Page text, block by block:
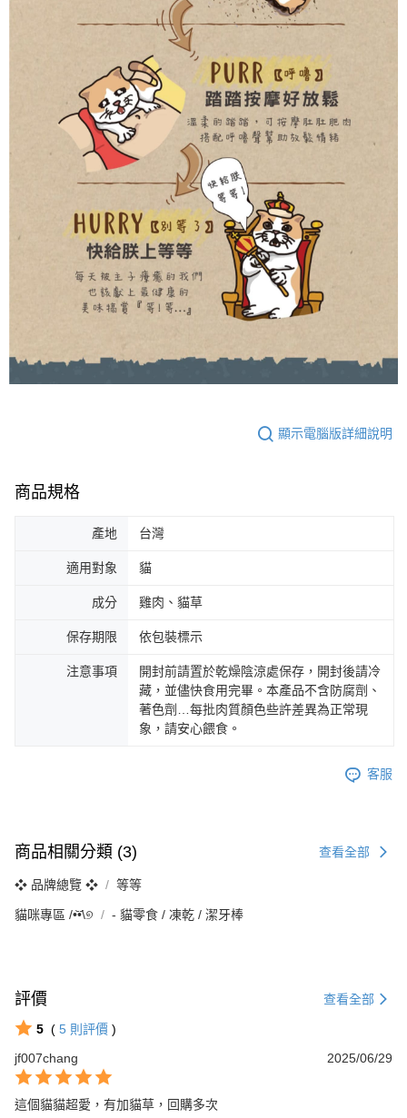
顯示電腦版詳細說明
商品規格
產地 台灣
適用對象 貓
成分 雞肉、貓草
保存期限 依包裝標示
注意事項
開封前請置於乾燥陰涼處保存，開封後請冷
藏，並儘快食用完畢。本產品不含防腐劑、
著色劑…每批肉質顏色些許差異為正常現
象，請安心餵食。
客服
商品相關分類 (3) 查看全部
❖ 品牌總覽 ❖ 等等
貓咪專區 /•᷅‎‎•᷄\୭ ‐ 貓零食 / 凍乾 / 潔牙棒
評價 查看全部
5 ( 5 則評價 )
jf007chang
2025/06/29
這個貓貓超愛，有加貓草，回購多次